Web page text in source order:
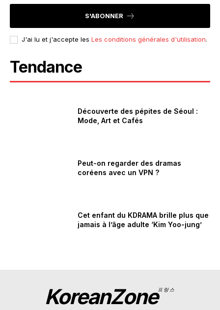
S'ABONNER
J'ai lu et j'accepte les Les conditions générales d'utilisation.
Tendance
Découverte des pépites de Séoul :
Mode, Art et Cafés
Peut-on regarder des dramas
coréens avec un VPN ?
Cet enfant du KDRAMA brille plus que
jamais à l’âge adulte ‘Kim Yoo-jung’
KoreanZone프랑스